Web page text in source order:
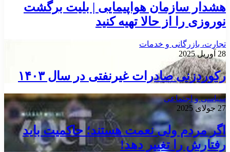
هشدار سازمان هواپیمایی | بلیت برگشت
نوروزی را از حالا تهیه کنید
تجارت، بازرگانی و خدمات
28 آوریل 2025
رکوردزنی صادرات غیرنفتی در سال ۱۴۰۳
سیاسی و اجتماعی
27 جولای 2025
اگر مردم ولی نعمت هستند؛ حاکمیت باید
رفتارش را تغییر دهد!